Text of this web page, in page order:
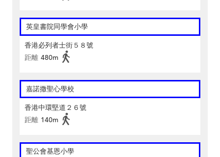
英皇書院同學會小學
香港必列者士街５８號
距離 480m
嘉諾撒聖心學校
香港中環堅道２６號
距離 140m
聖公會基恩小學